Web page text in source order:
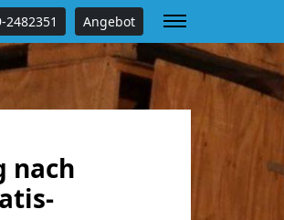
2482351 Angebot
nach